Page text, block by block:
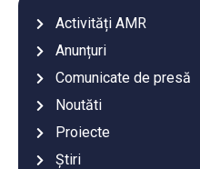
Activități AMR
Anunțuri
Comunicate de presă
Noutăti
Proiecte
Știri